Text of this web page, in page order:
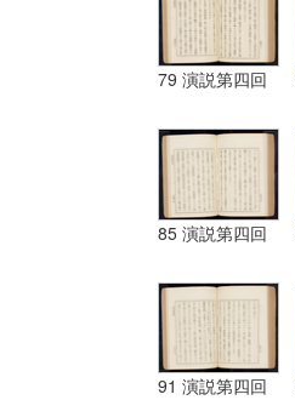
79 演説第四回
85 演説第四回
91 演説第四回